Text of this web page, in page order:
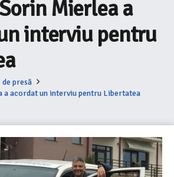
Mierlea a
interviu pentru
presă
a acordat un interviu pentru Libertatea